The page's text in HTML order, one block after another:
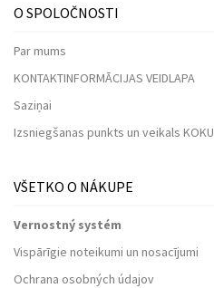
O SPOLOČNOSTI
Par mums
KONTAKTINFORMĀCIJAS VEIDLAPA
Saziņai
Izsniegšanas punkts un veikals KOKU
VŠETKO O NÁKUPE
Vernostný systém
Vispārīgie noteikumi un nosacījumi
Ochrana osobných údajov